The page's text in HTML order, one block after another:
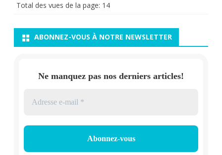
Total des vues de la page: 14
ABONNEZ-VOUS À NOTRE NEWSLETTER
Ne manquez pas nos derniers articles!